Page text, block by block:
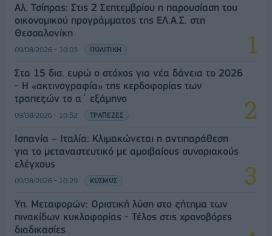
Αλ. Τσίπρας: Στις 2 Σεπτεμβρίου η παρουσίαση του
οικονομικού προγράμματος της ΕΛ.Α.Σ. στη
Θεσσαλονίκη
09/08/2026 - 10:03 ΠΟΛΙΤΙΚΗ
Στα 15 δισ. ευρώ ο στόχος για νέα δάνεια το 2026
- Η «ακτινογραφία» της κερδοφορίας των
τραπεζών το α΄ εξάμηνο
09/08/2026 - 10:52 ΤΡΑΠΕΖΕΣ
Ισπανία – Ιταλία: Κλιμακώνεται η αντιπαράθεση
για το μεταναστευτικό με αμοιβαίους συνοριακούς
ελέγχους
09/08/2026 - 10:29 ΚΟΣΜΟΣ
Υπ. Μεταφορών: Οριστική λύση στο ζήτημα των
πινακίδων κυκλοφορίας - Τέλος στις χρονοβόρες
διαδικασίες